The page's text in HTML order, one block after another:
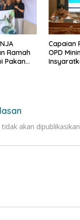
Ramah
Pakan
Capaian
OPD
akan